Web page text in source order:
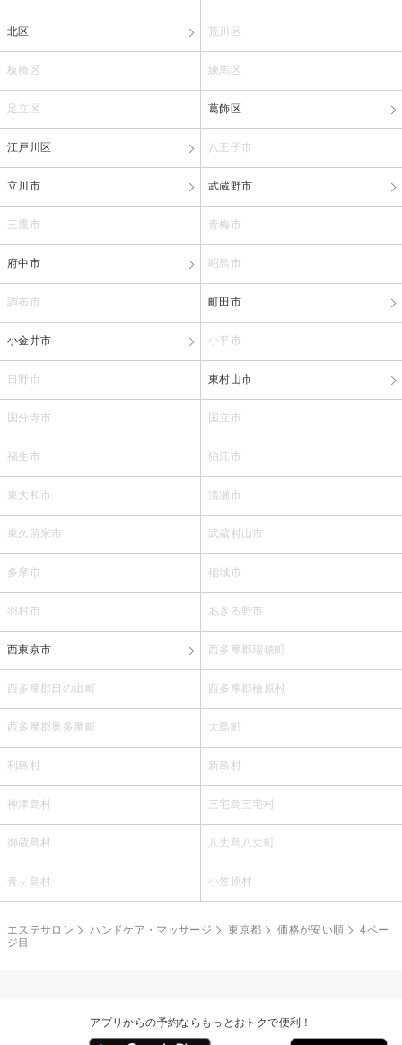
北区 荒川区
板橋区 練馬区
足立区 葛飾区
江戸川区 八王子市
立川市 武蔵野市
三鷹市 青梅市
府中市 昭島市
調布市 町田市
小金井市 小平市
日野市 東村山市
国分寺市 国立市
福生市 狛江市
東大和市 清瀬市
東久留米市 武蔵村山市
多摩市 稲城市
羽村市 あきる野市
西東京市 西多摩郡瑞穂町
西多摩郡日の出町 西多摩郡檜原村
西多摩郡奥多摩町 大島町
利島村 新島村
神津島村 三宅島三宅村
御蔵島村 八丈島八丈町
青ヶ島村 小笠原村
エステサロン ハンドケア・マッサージ 東京都 価格が安い順
4ペー
ジ目
アプリからの予約ならもっとおトクで便利！